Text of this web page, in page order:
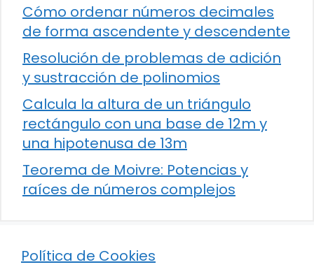
Cómo ordenar números decimales
de forma ascendente y descendente
Resolución de problemas de adición
y sustracción de polinomios
Calcula la altura de un triángulo
rectángulo con una base de 12m y
una hipotenusa de 13m
Teorema de Moivre: Potencias y
raíces de números complejos
Política de Cookies